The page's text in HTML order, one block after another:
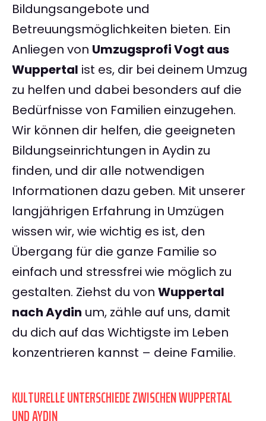
Bildungsangebote und
Betreuungsmöglichkeiten bieten. Ein
Anliegen von Umzugsprofi Vogt aus
Wuppertal ist es, dir bei deinem Umzug
zu helfen und dabei besonders auf die
Bedürfnisse von Familien einzugehen.
Wir können dir helfen, die geeigneten
Bildungseinrichtungen in Aydin zu
finden, und dir alle notwendigen
Informationen dazu geben. Mit unserer
langjährigen Erfahrung in Umzügen
wissen wir, wie wichtig es ist, den
Übergang für die ganze Familie so
einfach und stressfrei wie möglich zu
gestalten. Ziehst du von Wuppertal
nach Aydin um, zähle auf uns, damit
du dich auf das Wichtigste im Leben
konzentrieren kannst – deine Familie.
KULTURELLE UNTERSCHIEDE ZWISCHEN WUPPERTAL